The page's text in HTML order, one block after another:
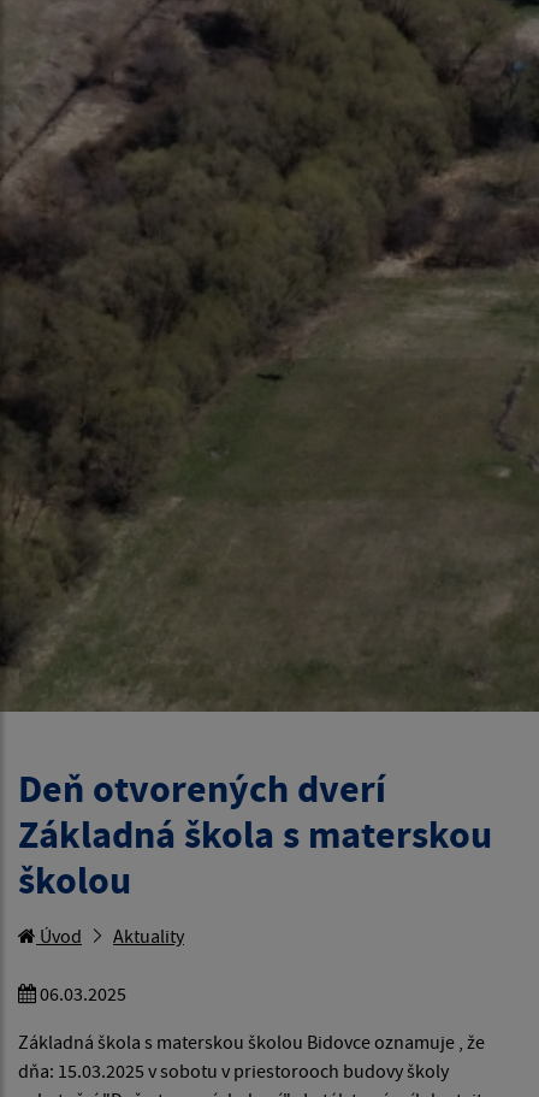
Deň otvorených dverí
Základná škola s materskou
školou
Úvod Aktuality
06.03.2025
Základná škola s materskou školou Bidovce oznamuje , že
dňa: 15.03.2025 v sobotu v priestorooch budovy školy